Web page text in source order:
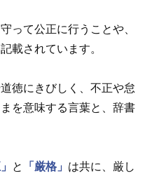
って公正に行うことや、
載されています。
徳にきびしく、不正や怠
を意味する言葉と、辞書
と 「厳格」 は共に、厳し